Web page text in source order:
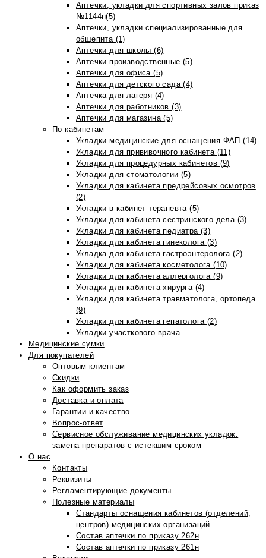
Аптечки, укладки для спортивных залов приказ
№1144н(5)
Аптечки, укладки специализированные для
общепита (1)
Аптечки для школы (6)
Аптечки производственные (5)
Аптечки для офиса (5)
Аптечки для детского сада (4)
Аптечка для лагеря (4)
Аптечки для работников (3)
Аптечки для магазина (5)
По кабинетам
Укладки медицинские для оснащения ФАП (14)
Укладки для прививочного кабинета (11)
Укладки для процедурных кабинетов (9)
Укладки для стоматологии (5)
Укладки для кабинета предрейсовых осмотров
(2)
Укладки в кабинет терапевта (5)
Укладки для кабинета сестринского дела (3)
Укладки для кабинета педиатра (3)
Укладки для кабинета гинеколога (3)
Укладка для кабинета гастроэнтеролога (2)
Укладки для кабинета косметолога (10)
Укладки для кабинета аллерголога (9)
Укладки для кабинета хирурга (4)
Укладки для кабинета травматолога, ортопеда
(9)
Укладки для кабинета гепатолога (2)
Укладки участкового врача
Медицинские сумки
Для покупателей
Оптовым клиентам
Скидки
Как оформить заказ
Доставка и оплата
Гарантии и качество
Вопрос-ответ
Сервисное обслуживание медицинских укладок:
замена препаратов с истекшим сроком
О нас
Контакты
Реквизиты
Регламентирующие документы
Полезные материалы
Стандарты оснащения кабинетов (отделений,
центров) медицинских организаций
Состав аптечки по приказу 262н
Состав аптечки по приказу 261н